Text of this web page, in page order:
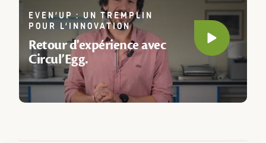
EVEN’UP : UN TREMPLIN
POUR L’INNOVATION
Retour d'expérience avec
Circul’Egg.
Play video